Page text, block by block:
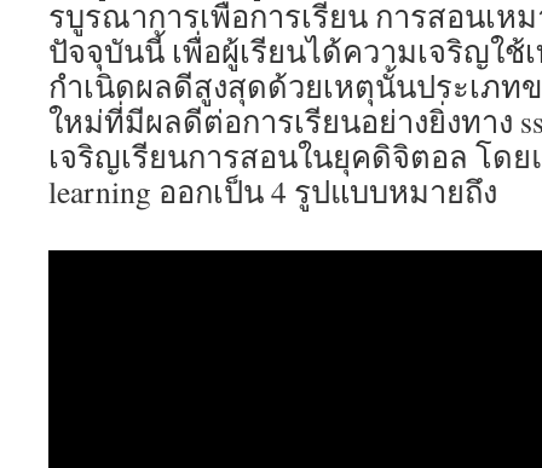
สวนสุนันท
ศูนย์
พัฒนา
วิชาชีพ
ทางการ
ศึกษา
ssru
สมัคร
เรียน
Top
รบูรณาการเพื่อการเรียน การสอนเห
ปัจจุบันนี้ เพื่อผู้เรียนได้ความเจริญใช้
กำเนิดผลดีสูงสุดด้วยเหตุนั้นประเภทข
ใหม่ที่มีผลดีต่อการเรียนอย่างยิ่งทาง
เจริญเรียนการสอนในยุคดิจิตอล โดย
learning ออกเป็น 4 รูปแบบหมายถึง